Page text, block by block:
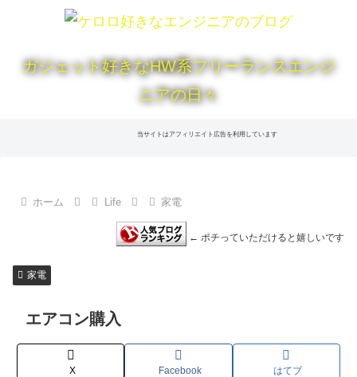
ガジェット好きなHW系フリーランスエンジ
ニアの日々
当サイトはアフィリエイト広告を利用しています
ホーム Life 家電
← ポチっていただけると嬉しいです
家電
エアコン購入
X Facebook はてブ